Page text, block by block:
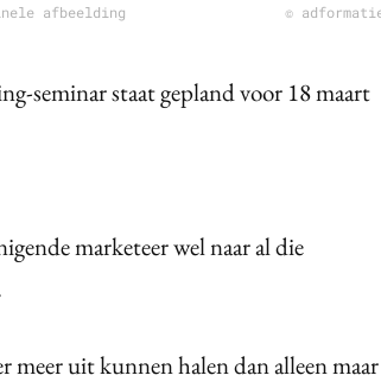
afbeelding ©
seminar staat gepland voor 18 maart
marketeer wel naar al die
meer uit kunnen halen dan alleen maar